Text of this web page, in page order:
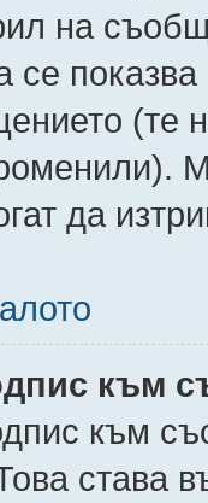
на
се
(те
да
към
към